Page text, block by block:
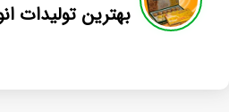
بهترین تولیدات